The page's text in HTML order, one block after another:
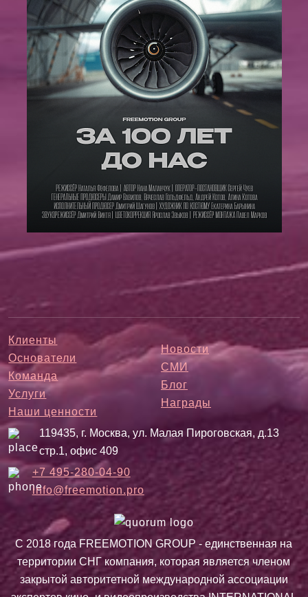
Клиенты
Основатели
Команда
Услуги
Наши ценности
Новости
СМИ
Блог
Награды
119435, г. Москва, ул. Малая Пироговская, д.13
стр.1, офис 409
+7 495-280-04-90
info@freemotion.pro
С 2018 года FREEMOTION GROUP - единственная на
территории СНГ компания, которая является членом
закрытой авторитетной международной ассоциации